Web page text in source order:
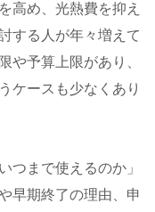
高め、光熱費を抑え
する人が年々増えて
や予算上限があり、
ケースも少なくあり
つまで使えるのか」
早期終了の理由、申